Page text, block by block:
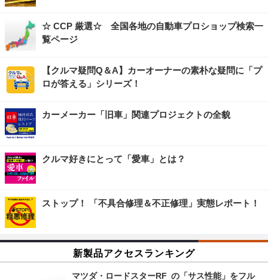
☆ CCP 厳選☆ 全国各地の自動車プロショップ検索一
覧ページ
【クルマ疑問Q＆A】カーオーナーの素朴な疑問に「プ
ロが答える」シリーズ！
カーメーカー「旧車」関連プロジェクトの全貌
クルマ好きにとって「愛車」とは？
ストップ！ 「不具合修理＆不正修理」実態レポート！
新製品アクセスランキング
マツダ・ロードスターRF の「サス性能」をフル